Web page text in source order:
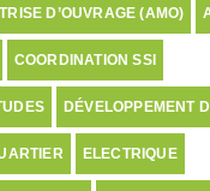
D’OUVRAGE (AMO)
COORDINATION SSI
DÉVELOPPEMENT
ELECTRIQUE